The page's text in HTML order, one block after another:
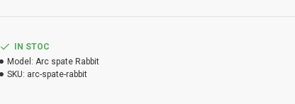
IN STOC
Model: Arc spate Rabbit
SKU: arc-spate-rabbit